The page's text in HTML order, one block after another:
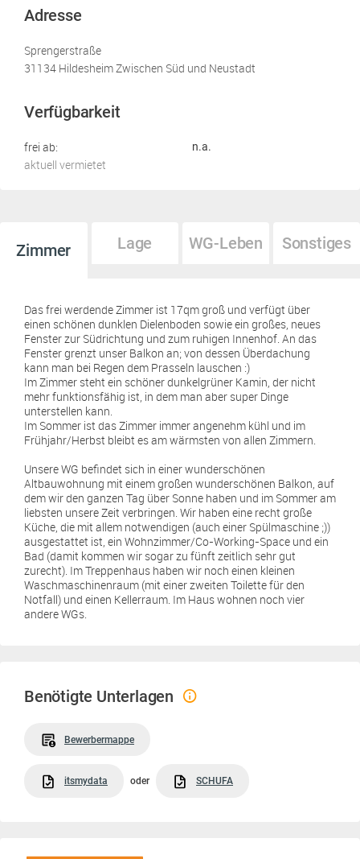
Adresse
Sprengerstraße
31134 Hildesheim Zwischen Süd und Neustadt
Verfügbarkeit
frei ab: n.a.
aktuell vermietet
Zimmer Lage WG-Leben Sonstiges
Das frei werdende Zimmer ist 17qm groß und verfügt über
einen schönen dunklen Dielenboden sowie ein großes, neues
Fenster zur Südrichtung und zum ruhigen Innenhof. An das
Fenster grenzt unser Balkon an; von dessen Überdachung
kann man bei Regen dem Prasseln lauschen :)
Im Zimmer steht ein schöner dunkelgrüner Kamin, der nicht
mehr funktionsfähig ist, in dem man aber super Dinge
unterstellen kann.
Im Sommer ist das Zimmer immer angenehm kühl und im
Frühjahr/Herbst bleibt es am wärmsten von allen Zimmern.
Unsere WG befindet sich in einer wunderschönen
Altbauwohnung mit einem großen wunderschönen Balkon, auf
dem wir den ganzen Tag über Sonne haben und im Sommer am
liebsten unsere Zeit verbringen. Wir haben eine recht große
Küche, die mit allem notwendigen (auch einer Spülmaschine ;))
ausgestattet ist, ein Wohnzimmer/Co-Working-Space und ein
Bad (damit kommen wir sogar zu fünft zeitlich sehr gut
zurecht). Im Treppenhaus haben wir noch einen kleinen
Waschmaschinenraum (mit einer zweiten Toilette für den
Notfall) und einen Kellerraum. Im Haus wohnen noch vier
andere WGs.
Benötigte Unterlagen
Bewerbermappe
itsmydata oder SCHUFA